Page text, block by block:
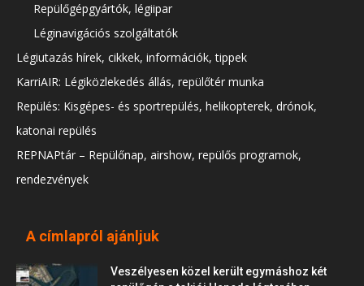
Repülőgépgyártók, légiipar
Léginavigációs szolgáltatók
Légiutazás hírek, cikkek, információk, tippek
KarriAIR: Légiközlekedés állás, repülőtér munka
Repülés: Kisgépes- és sportrepülés, helikopterek, drónok,
katonai repülés
REPNAPtár – Repülőnap, airshow, repülős programok,
rendezvények
A címlapról ajánljuk
Veszélyesen közel került egymáshoz két